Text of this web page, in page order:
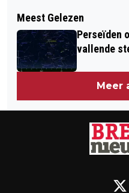
BESTUURDERS
PERSOONLIJKE
BIJ
SLACHTOFFER
VERDACHTE VAN
HORLOGEDIEFSTAL
Meest Gelezen
Perseïden
vallende
Meer